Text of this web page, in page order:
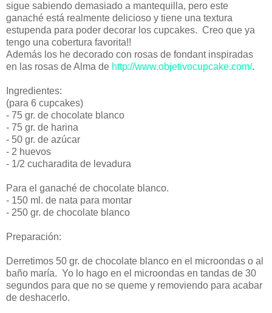
sigue sabiendo demasiado a mantequilla, pero este
ganaché está realmente delicioso y tiene una textura
estupenda para poder decorar los cupcakes. Creo que ya
tengo una cobertura favorita!!
Además los he decorado con rosas de fondant inspiradas
en las rosas de Alma de http://www.objetivocupcake.com/.
Ingredientes:
(para 6 cupcakes)
- 75 gr. de chocolate blanco
- 75 gr. de harina
- 50 gr. de azúcar
- 2 huevos
- 1/2 cucharadita de levadura
Para el ganaché de chocolate blanco.
- 150 ml. de nata para montar
- 250 gr. de chocolate blanco
Preparación:
Derretimos 50 gr. de chocolate blanco en el microondas o al
baño maría. Yo lo hago en el microondas en tandas de 30
segundos para que no se queme y removiendo para acabar
de deshacerlo.